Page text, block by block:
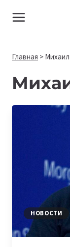
Главная >
НОВОСТИ